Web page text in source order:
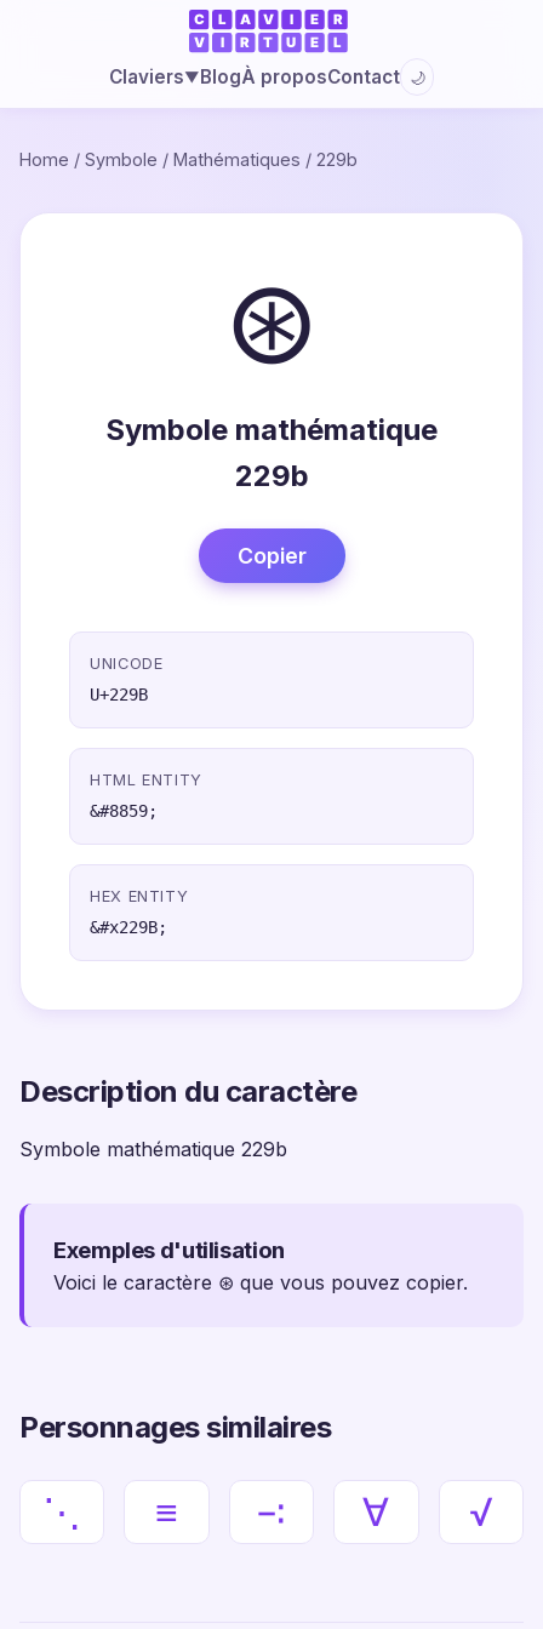
Claviers▼BlogÀ proposContact 🌙
Home / Symbole / Mathématiques / 229b
⊛
Symbole mathématique
229b
Copier
UNICODE
U+229B
HTML ENTITY
&#8859;
HEX ENTITY
&#x229B;
Description du caractère
Symbole mathématique 229b
Exemples d'utilisation
Voici le caractère ⊛ que vous pouvez copier.
Personnages similaires
⋱ ≡ ∹ ∀ √